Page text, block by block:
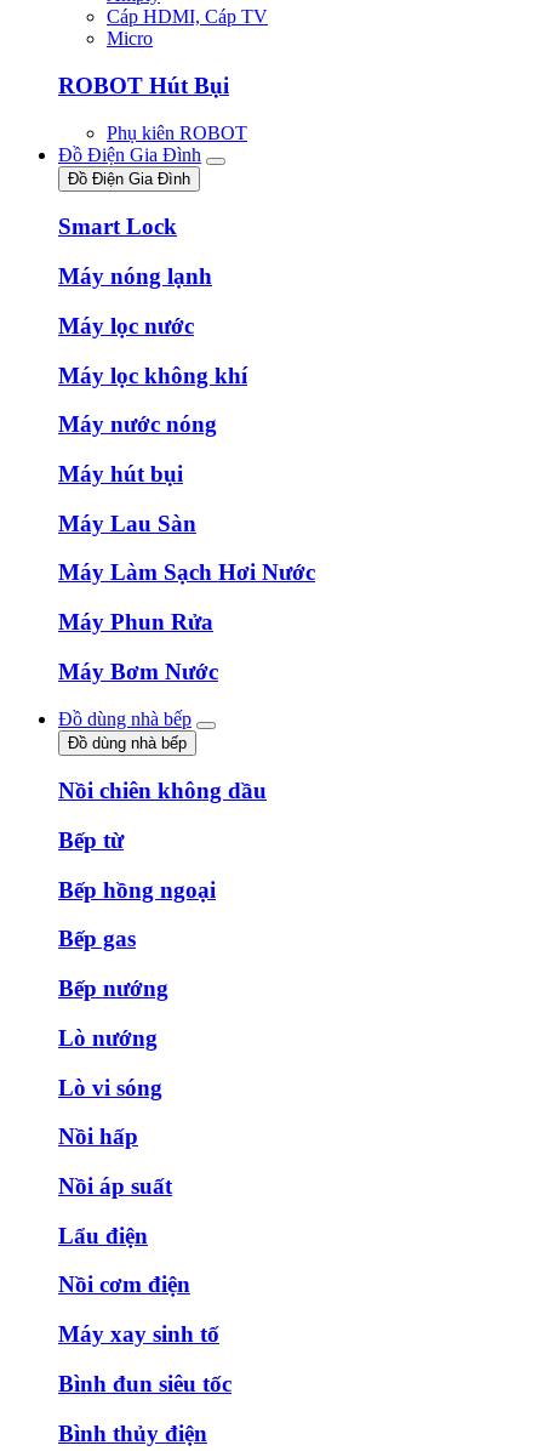
Cáp HDMI, Cáp TV
Micro
ROBOT Hút Bụi
Phụ kiên ROBOT
Đồ Điện Gia Đình
Đồ Điện Gia Đình
Smart Lock
Máy nóng lạnh
Máy lọc nước
Máy lọc không khí
Máy nước nóng
Máy hút bụi
Máy Lau Sàn
Máy Làm Sạch Hơi Nước
Máy Phun Rửa
Máy Bơm Nước
Đồ dùng nhà bếp
Đồ dùng nhà bếp
Nồi chiên không dầu
Bếp từ
Bếp hồng ngoại
Bếp gas
Bếp nướng
Lò nướng
Lò vi sóng
Nồi hấp
Nồi áp suất
Lẩu điện
Nồi cơm điện
Máy xay sinh tố
Bình đun siêu tốc
Bình thủy điện